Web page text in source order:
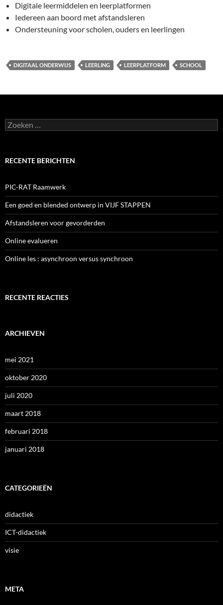
Digitale leermiddelen en leerplatformen
Iedereen aan boord met afstandsleren
Ondersteuning voor scholen, ouders en leerlingen
DIGITAAL ONDERWIJS LEERLING LEERPLATFORM SCHOOL
Zoeken
naar:
RECENTE BERICHTEN
PIC-RAT Raamwerk
Een goed en blended ontwerp in VIJF STAPPEN
Afstandsleren voor gevorderden
Online evalueren
Online les : asynchroon versus synchroon
RECENTE REACTIES
ARCHIEVEN
mei 2021
oktober 2020
juli 2020
maart 2018
februari 2018
januari 2018
CATEGORIEËN
didactiek
ICT-didactiek
visie
META